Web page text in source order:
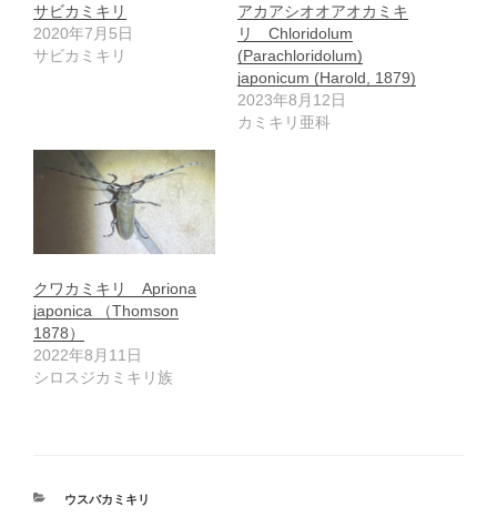
サビカミキリ
2020年7月5日
サビカミキリ
アカアシオオアオカミキ
リ Chloridolum
(Parachloridolum)
japonicum (Harold, 1879)
2023年8月12日
カミキリ亜科
クワカミキリ Apriona
japonica （Thomson
1878）
2022年8月11日
シロスジカミキリ族
カ
ウスバカミキリ